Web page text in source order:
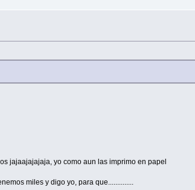
jajaajajajaja, yo como aun las imprimo en papel
miles y digo yo, para que..............